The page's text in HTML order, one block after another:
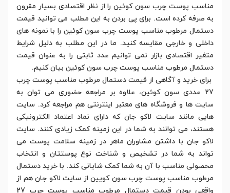
مناسب پوست چرب سون کوئین را از نظر اقتصادی بسیار مقرون
به صرفه کرده است. برای پی بردن به این مطلب می توانید قیمت
دستمال مرطوب مناسب پوست چرب سون کوئین را با نمونه های
داخلی و خارجی مقایسه کنید. ما در این مطلب به دلیل شرایط
متغیر اقتصادی بازار نمی توانیم عدد ثابتی را به عنوان قیمت
دستمال مرطوب مناسب پوست چرب سون کوئین بیان کنیم.
برای خرید و آگاهی از قیمت دستمال مرطوب مناسب پوست چرب
27 عددی سون کوئین، علاوه بر مراجعه حضوری می توان به
سایت ها و فروشگاه های معتبر اینترنتی هم مراجعه کرد. سایت
هایی مانند سایت لاکو جان که دارای نماد اعتماد الکترونیکی
هستند، می توانند به شما در این زمینه کمک زیادی کنند. سایت
لاکو جان با داشتن مشاوران ماهر در زمینه سلامت پوست می
تواند به شما در تشخیص و شناخت نوع پوستتان و انتخاب
محصولی مناسب با آن به شما کمک شایانی کند. با خرید دستمال
مرطوب مناسب پوست چرب سون کویین از سایت لاکو جان هم از
واقعی بودن قیمت دستمال مرطوب مناسب پوست چرب 27